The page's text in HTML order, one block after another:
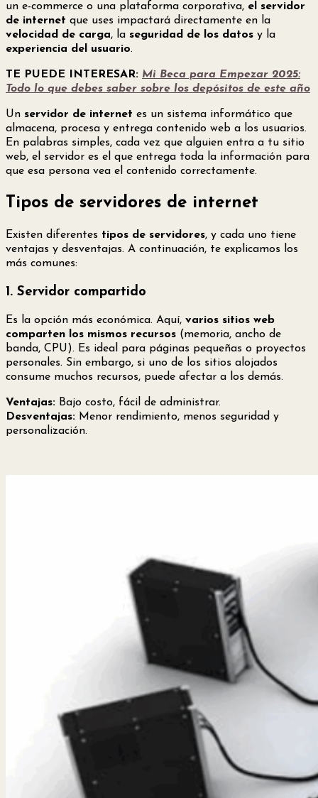
un e-commerce o una plataforma corporativa, el servidor
de internet que uses impactará directamente en la
velocidad de carga, la seguridad de los datos y la
experiencia del usuario.
TE PUEDE INTERESAR: Mi Beca para Empezar 2025:
Todo lo que debes saber sobre los depósitos de este año
Un servidor de internet es un sistema informático que
almacena, procesa y entrega contenido web a los usuarios.
En palabras simples, cada vez que alguien entra a tu sitio
web, el servidor es el que entrega toda la información para
que esa persona vea el contenido correctamente.
Tipos de servidores de internet
Existen diferentes tipos de servidores, y cada uno tiene
ventajas y desventajas. A continuación, te explicamos los
más comunes:
1. Servidor compartido
Es la opción más económica. Aquí, varios sitios web
comparten los mismos recursos (memoria, ancho de
banda, CPU). Es ideal para páginas pequeñas o proyectos
personales. Sin embargo, si uno de los sitios alojados
consume muchos recursos, puede afectar a los demás.
Ventajas: Bajo costo, fácil de administrar.
Desventajas: Menor rendimiento, menos seguridad y
personalización.